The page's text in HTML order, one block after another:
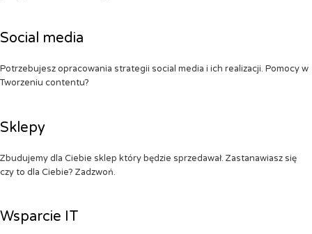
Social media
Potrzebujesz opracowania strategii social media i ich realizacji. Pomocy w
Tworzeniu contentu?
Sklepy
Zbudujemy dla Ciebie sklep który będzie sprzedawał. Zastanawiasz się
czy to dla Ciebie? Zadzwoń.
Wsparcie IT